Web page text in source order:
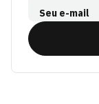
Seu e-mail